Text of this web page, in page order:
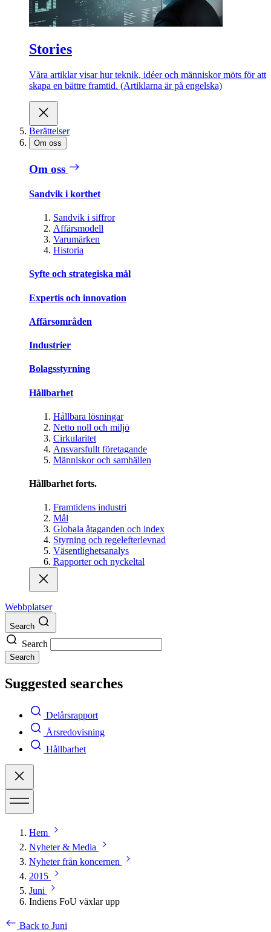
Stories
Våra artiklar visar hur teknik, idéer och människor möts för att
skapa en bättre framtid. (Artiklarna är på engelska)
Berättelser
Om oss
Om oss
Sandvik i korthet
Sandvik i siffror
Affärsmodell
Varumärken
Historia
Syfte och strategiska mål
Expertis och innovation
Affärsområden
Industrier
Bolagsstyrning
Hållbarhet
Hållbara lösningar
Netto noll och miljö
Cirkularitet
Ansvarsfullt företagande
Människor och samhällen
Hållbarhet forts.
Framtidens industri
Mål
Globala åtaganden och index
Styrning och regelefterlevnad
Väsentlighetsanalys
Rapporter och nyckeltal
Webbplatser
Search
Search
Search
Suggested searches
Delårsrapport
Årsredovisning
Hållbarhet
Hem
Nyheter & Media
Nyheter från koncernen
2015
Juni
Indiens FoU växlar upp
Back to Juni